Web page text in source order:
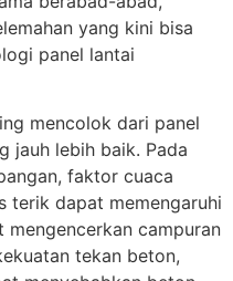
yang kini bisa
panel lantai
mencolok dari panel
jauh lebih baik. Pada
faktor cuaca
terik dapat memengaruhi
campuran
tekan beton,